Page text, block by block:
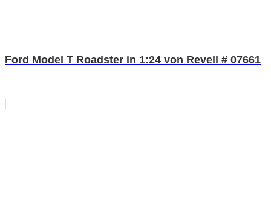
Ford Model T Roadster in 1:24 von Revell # 07661